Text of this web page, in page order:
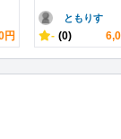
円
ともりす
- (0)